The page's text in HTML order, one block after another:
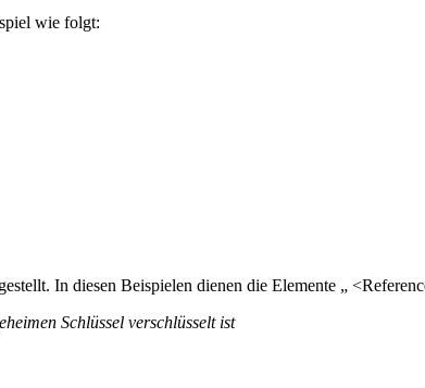
wie folgt:
In diesen Beispielen dienen die Elemente „
Schlüssel verschlüsselt ist